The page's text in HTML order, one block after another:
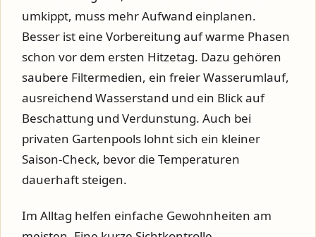
umkippt, muss mehr Aufwand einplanen.
Besser ist eine Vorbereitung auf warme Phasen
schon vor dem ersten Hitzetag. Dazu gehören
saubere Filtermedien, ein freier Wasserumlauf,
ausreichend Wasserstand und ein Blick auf
Beschattung und Verdunstung. Auch bei
privaten Gartenpools lohnt sich ein kleiner
Saison-Check, bevor die Temperaturen
dauerhaft steigen.
Im Alltag helfen einfache Gewohnheiten am